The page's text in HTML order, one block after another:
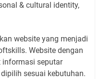
& cultural identity,
website yang menjadi
Website dengan
informasi seputar
sesuai kebutuhan.